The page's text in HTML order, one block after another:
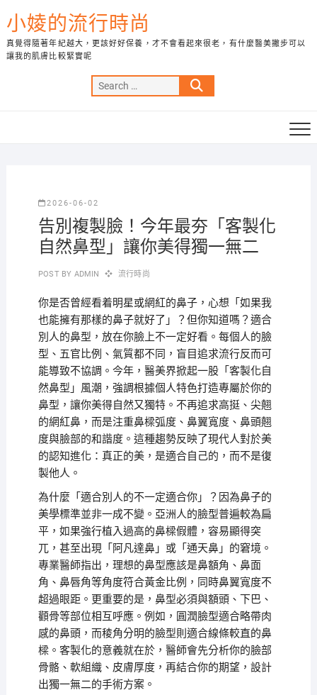
to
content
小婈的流行時尚
真覺得隨著年紀越大，更該好好保養，才不會看起來很老，有什麼醫美撇步可以
讓我的肌膚比較緊實呢
Search
…
2026-06-02
告別複製臉！今年最夯「客製化
自然鼻型」讓你美得獨一無二
POST BY ADMIN 流行時尚
你是否曾經看着明星或網紅的鼻子，心想「如果我
也能擁有那樣的鼻子就好了」？但你知道嗎？適合
別人的鼻型，放在你臉上不一定好看。每個人的臉
型、五官比例、氣質都不同，盲目追求流行反而可
能導致不協調。今年，醫美界掀起一股「客製化自
然鼻型」風潮，強調根據個人特色打造專屬於你的
鼻型，讓你美得自然又獨特。不再追求高挺、尖翹
的網紅鼻，而是注重鼻樑弧度、鼻翼寬度、鼻頭翹
度與臉部的和諧度。這種趨勢反映了現代人對於美
的認知進化：真正的美，是適合自己的，而不是復
製他人。
為什麼「適合別人的不一定適合你」？因為鼻子的
美學標準並非一成不變。亞洲人的臉型普遍較為扁
平，如果強行植入過高的鼻樑假體，容易顯得突
兀，甚至出現「阿凡達鼻」或「通天鼻」的窘境。
專業醫師指出，理想的鼻型應該是鼻額角、鼻面
角、鼻唇角等角度符合黃金比例，同時鼻翼寬度不
超過眼距。更重要的是，鼻型必須與額頭、下巴、
顴骨等部位相互呼應。例如，圓潤臉型適合略帶肉
感的鼻頭，而稜角分明的臉型則適合線條較直的鼻
樑。客製化的意義就在於，醫師會先分析你的臉部
骨骼、軟組織、皮膚厚度，再結合你的期望，設計
出獨一無二的手術方案。